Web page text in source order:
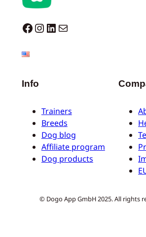
Dogo facebook InstagramLinkedIn Mail
Info
Trainers
Breeds
Dog blog
Affiliate program
Dog products
© Dogo App GmbH 2025. All rights